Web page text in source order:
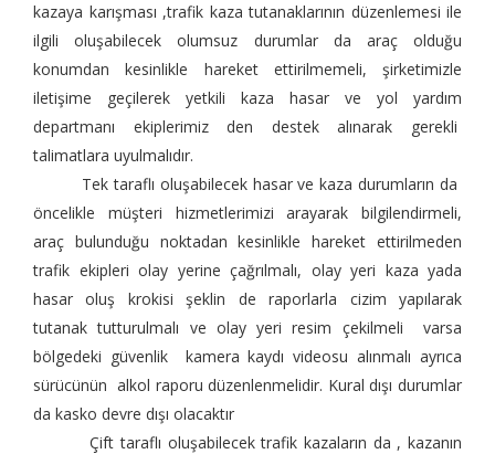
kazaya karışması ,trafik kaza tutanaklarının düzenlemesi ile
ilgili oluşabilecek olumsuz durumlar da araç olduğu
konumdan kesinlikle hareket ettirilmemeli, şirketimizle
iletişime geçilerek yetkili kaza hasar ve yol yardım
departmanı ekiplerimiz den destek alınarak gerekli
talimatlara uyulmalıdır.
Tek taraflı oluşabilecek hasar ve kaza durumların da
öncelikle müşteri hizmetlerimizi arayarak bilgilendirmeli,
araç bulunduğu noktadan kesinlikle hareket ettirilmeden
trafik ekipleri olay yerine çağrılmalı, olay yeri kaza yada
hasar oluş krokisi şeklin de raporlarla cizim yapılarak
tutanak tutturulmalı ve olay yeri resim çekilmeli varsa
bölgedeki güvenlik kamera kaydı videosu alınmalı ayrıca
sürücünün alkol raporu düzenlenmelidir. Kural dışı durumlar
da kasko devre dışı olacaktır
Çift taraflı oluşabilecek trafik kazaların da , kazanın